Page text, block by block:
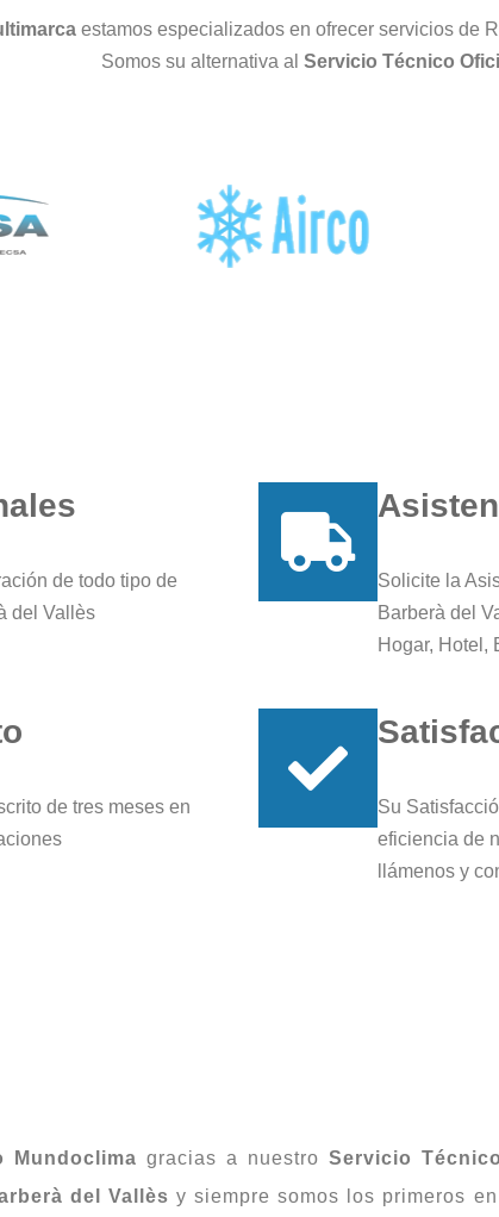
estamos especializados en ofrecer servicios de
Somos su alternativa al Servicio Técnico
de todo tipo de
del Vallès
Solicite la
Barberà del
Hogar, Hotel,
de tres meses en
Su
eficiencia de
llámenos y
Mundoclima gracias a nuestro Servicio
del Vallès y siempre somos los primeros